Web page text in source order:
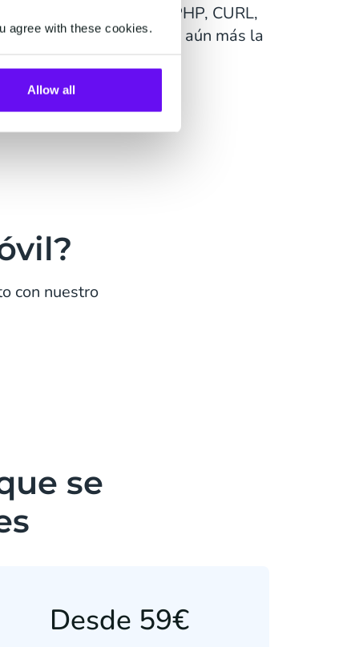
agree with these cookies.
Allow all
API está disponible en PHP, CURL,
SDK para facilitar aún más la
con nuestro
se
Desde 59€